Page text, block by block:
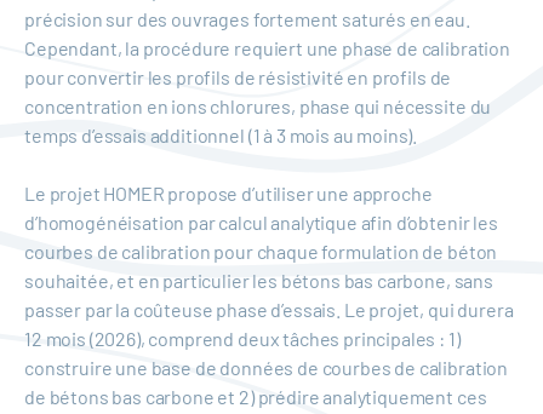
précision sur des ouvrages fortement saturés en eau.
Cependant, la procédure requiert une phase de calibration
pour convertir les profils de résistivité en profils de
concentration en ions chlorures, phase qui nécessite du
temps d’essais additionnel (1 à 3 mois au moins).
Le projet HOMER propose d’utiliser une approche
d’homogénéisation par calcul analytique afin d’obtenir les
courbes de calibration pour chaque formulation de béton
souhaitée, et en particulier les bétons bas carbone, sans
passer par la coûteuse phase d’essais. Le projet, qui durera
12 mois (2026), comprend deux tâches principales : 1)
construire une base de données de courbes de calibration
de bétons bas carbone et 2) prédire analytiquement ces